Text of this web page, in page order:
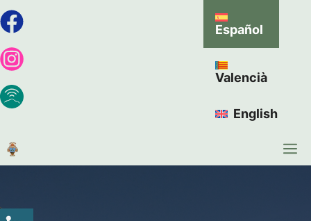
Español
Valencià
English